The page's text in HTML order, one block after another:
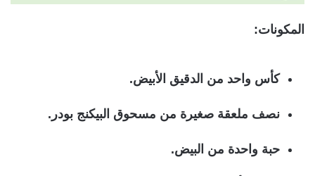
المكونات:
كأس واحد من الدقيق الأبيض.
نصف ملعقة صغيرة من مسحوق البيكنج بودر.
حبة واحدة من البيض.